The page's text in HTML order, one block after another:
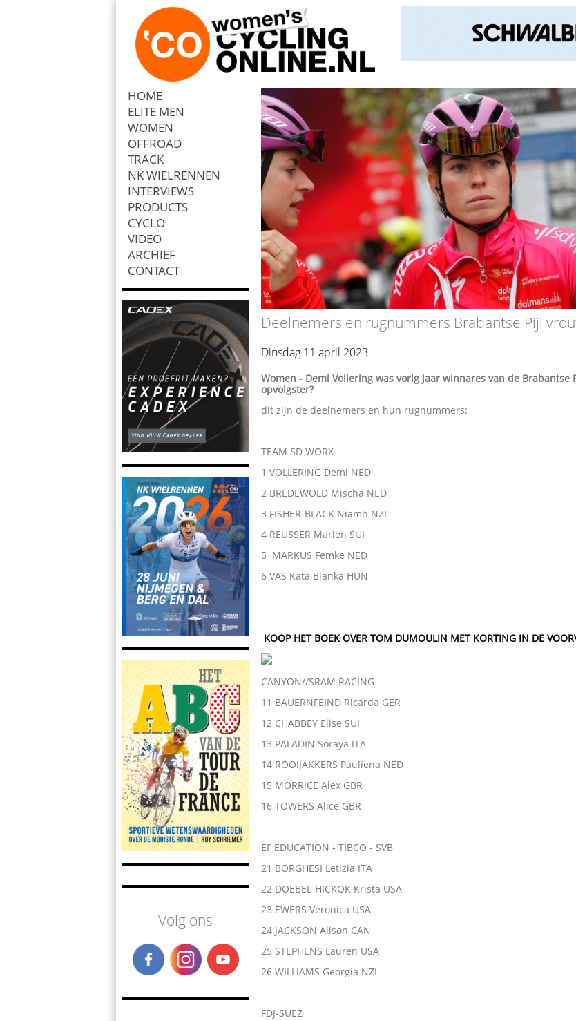
HOME
ELITE MEN
WOMEN
OFFROAD
TRACK
NK WIELRENNEN
INTERVIEWS
PRODUCTS
CYCLO
VIDEO
ARCHIEF
CONTACT
Zoek
Volg ons
Deelnemers en rugnummers Brabantse Pijl
Dinsdag 11 april 2023
Women - Demi Vollering was vorig jaar winnares van de Brabantse
opvolgster?
dit zijn de deelnemers en hun rugnummers:
TEAM SD WORX
1 VOLLERING Demi NED
2 BREDEWOLD Mischa NED
3 FISHER-BLACK Niamh NZL
4 REUSSER Marlen SUI
5 MARKUS Femke NED
6 VAS Kata Blanka HUN
KOOP HET BOEK OVER TOM DUMOULIN MET KORTING IN DE
CANYON//SRAM RACING
11 BAUERNFEIND Ricarda GER
12 CHABBEY Elise SUI
13 PALADIN Soraya ITA
14 ROOIJAKKERS Pauliena NED
15 MORRICE Alex GBR
16 TOWERS Alice GBR
EF EDUCATION - TIBCO - SVB
21 BORGHESI Letizia ITA
22 DOEBEL-HICKOK Krista USA
23 EWERS Veronica USA
24 JACKSON Alison CAN
25 STEPHENS Lauren USA
26 WILLIAMS Georgia NZL
FDJ-SUEZ